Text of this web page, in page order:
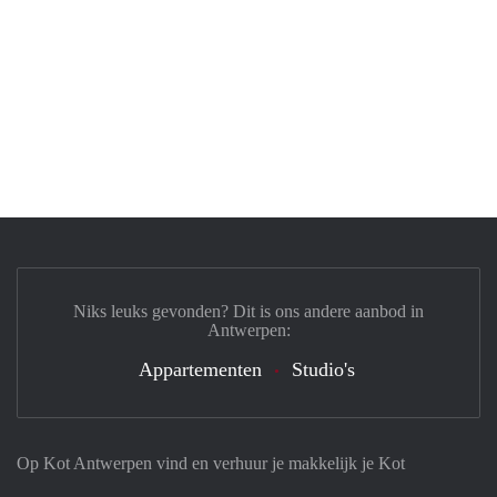
Op Kot Antwerpen vind en verhuur je makkelijk je Kot
Niks leuks gevonden? Dit is ons andere aanbod in
Antwerpen:
Appartementen Studio's